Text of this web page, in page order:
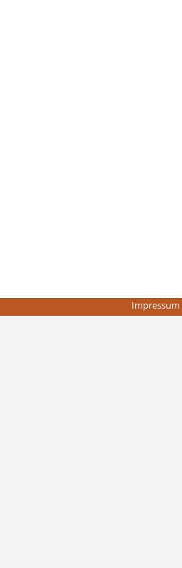
Impressum